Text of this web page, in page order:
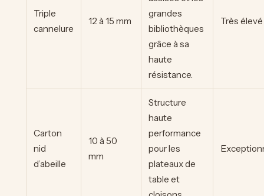
Triple
cannelure
12 à 15 mm
grandes
bibliothèques
grâce à sa
haute
résistance.
Très élevé
Carton
nid
d’abeille
10 à 50
mm
Structure
haute
performance
pour les
plateaux de
table et